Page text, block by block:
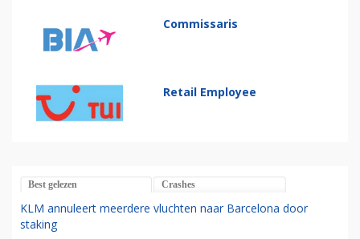
Commissaris
Retail Employee
Best gelezen Crashes
KLM annuleert meerdere vluchten naar Barcelona door
staking